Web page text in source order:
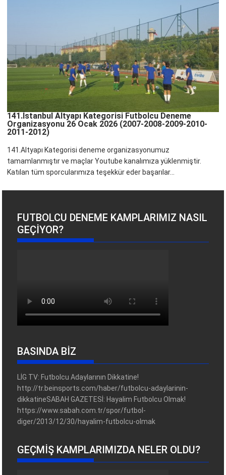
141.İstanbul Altyapı Kategorisi Futbolcu Deneme
Organizasyonu 26 Ocak 2026 (2007-2008-2009-2010-
2011-2012)
141.Altyapı Kategorisi deneme organizasyonumuz
tamamlanmıştır ve maçlar Youtube kanalımıza yüklenmiştir.
Katılan tüm sporcularımıza teşekkür eder başarılar...
FUTBOLCU DENEME KAMPLARIMIZ NASIL
GEÇIYOR?
BASINDA BİZ
LİG TV: Futbolcu Adaylarının Dikkatine!
http://tr.beinsports.com/haber/futbolcu-adaylarinin-
dikkatineSABAH GAZETESİ: Hayalim Futbolcu Olmak!
https://www.sabah.com.tr/spor/futbol-
diger/2013/12/30/hayalim-futbolcu-olmak
GEÇMIŞ KAMPLARIMIZDA NELER OLDU?